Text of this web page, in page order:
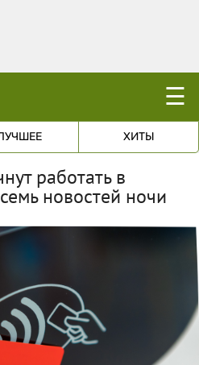
☰
ХИТЫ
работать в
новостей ночи